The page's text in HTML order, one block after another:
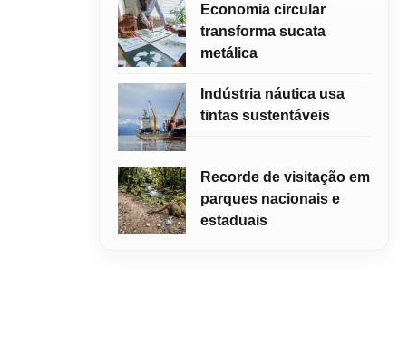
Economia circular
transforma sucata
metálica
Indústria náutica usa
tintas sustentáveis
Recorde de visitação em
parques nacionais e
estaduais